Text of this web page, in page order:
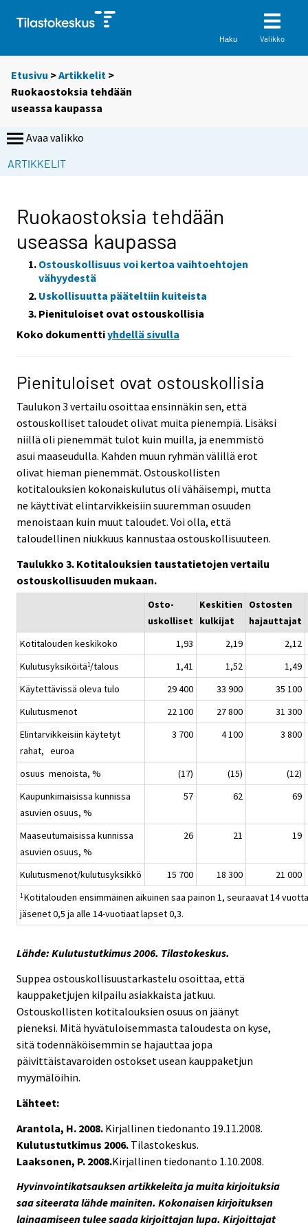
Haku Valikko
Etusivu >Artikkelit >
Ruokaostoksia tehdään
useassa kaupassa
Avaa valikko
ARTIKKELIT
Ruokaostoksia tehdään
useassa kaupassa
Ostouskollisuus voi kertoa vaihtoehtojen
vähyydestä
Uskollisuutta pääteltiin kuiteista
Pienituloiset ovat ostouskollisia
Koko dokumenttiyhdellä sivulla
Pienituloiset ovat ostouskollisia
Taulukon 3 vertailu osoittaa ensinnäkin sen, että
ostouskolliset taloudet olivat muita pienempiä. Lisäksi
niillä oli pienemmät tulot kuin muilla, ja enemmistö
asui maaseudulla. Kahden muun ryhmän välillä erot
olivat hieman pienemmät. Ostouskollisten
kotitalouksien kokonaiskulutus oli vähäisempi, mutta
ne käyttivät elintarvikkeisiin suuremman osuuden
menoistaan kuin muut taloudet. Voi olla, että
taloudellinen niukkuus kannustaa ostouskollisuuteen.
Taulukko 3. Kotitalouksien taustatietojen vertailu
ostouskollisuuden mukaan.
Osto-
uskolliset
Keskitien
kulkijat
Ostosten
hajauttajat
Kotitalouden keskikoko
1,93 2,19
2,12
Kulutusyksiköitä1/talous 1,41 1,52
1,49
Käytettävissä oleva tulo
29 400 33 900
35 100
Kulutusmenot
22 100 27 800
31 300
Elintarvikkeisiin käytetyt
rahat, euroa
3 700 4 100 3 800
osuus menoista, % (17) (15)
(12)
Kaupunkimaisissa kunnissa
asuvien osuus, %
57 62 69
Maaseutumaisissa kunnissa
asuvien osuus, %
26 21 19
Kulutusmenot/kulutusyksikkö 15 700 18 300 21 000
1 Kotitalouden ensimmäinen aikuinen saa painon 1, seuraavat 14
jäsenet 0,5 ja alle 14-vuotiaat lapset 0,3.
Lähde: Kulutustutkimus 2006. Tilastokeskus.
Suppea ostouskollisuustarkastelu osoittaa, että
kauppaketjujen kilpailu asiakkaista jatkuu.
Ostouskollisten kotitalouksien osuus on jäänyt
pieneksi. Mitä hyvätuloisemmasta taloudesta on kyse,
sitä todennäköisemmin se hajauttaa jopa
päivittäistavaroiden ostokset usean kauppaketjun
myymälöihin.
Lähteet:
Arantola, H. 2008. Kirjallinen tiedonanto 19.11.2008.
Kulutustutkimus 2006. Tilastokeskus.
Laaksonen, P. 2008.Kirjallinen tiedonanto 1.10.2008.
Hyvinvointikatsauksen artikkeleita ja muita kirjoituksia
saa siteerata lähde mainiten. Kokonaisen kirjoituksen
lainaamiseen tulee saada kirjoittajan lupa. Kirjoittajat